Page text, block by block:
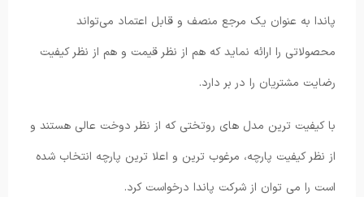
پاندا به عنوان یک مرجع منصف و قابل اعتماد می‌تواند
محصولاتی را ارائه نماید که هم از نظر قیمت و هم از نظر کیفیت
رضایت مشتریان را در بر دارد.
با کیفیت ترین مدل های روتختی که از نظر دوخت عالی هستند و
از نظر کیفیت پارچه، مرغوب ترین و اعلا ترین پارچه انتخاب شده
است را می توان از شرکت پاندا درخواست کرد.